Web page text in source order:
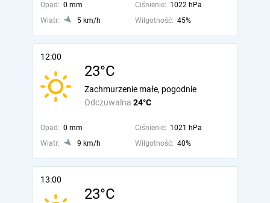
Opad: 0 mm Ciśnienie: 1022 hPa
Wiatr:
5 km/h Wilgotność: 45%
12:00
23°C
Odczuwalna 24°C
Zachmurzenie małe, pogodnie
Opad: 0 mm Ciśnienie: 1021 hPa
Wiatr:
9 km/h Wilgotność: 40%
13:00
23°C